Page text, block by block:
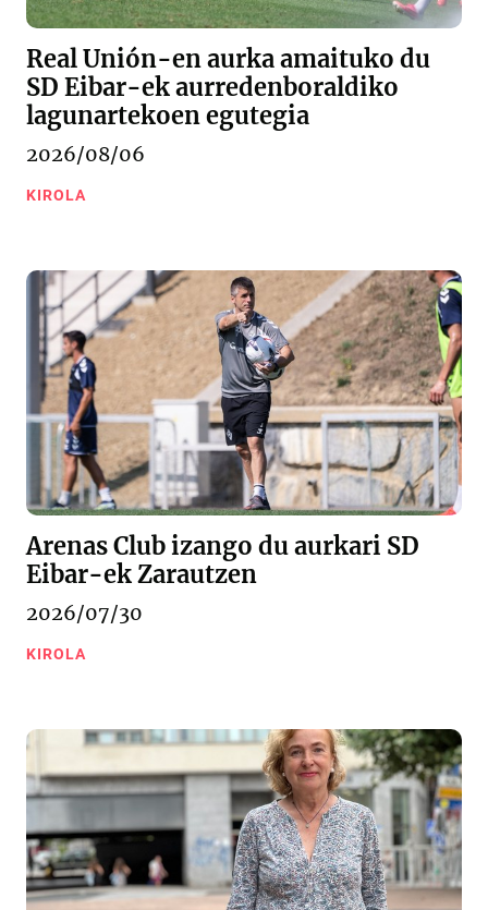
Real Unión-en aurka amaituko du
SD Eibar-ek aurredenboraldiko
lagunartekoen egutegia
2026/08/06
KIROLA
Arenas Club izango du aurkari SD
Eibar-ek Zarautzen
2026/07/30
KIROLA